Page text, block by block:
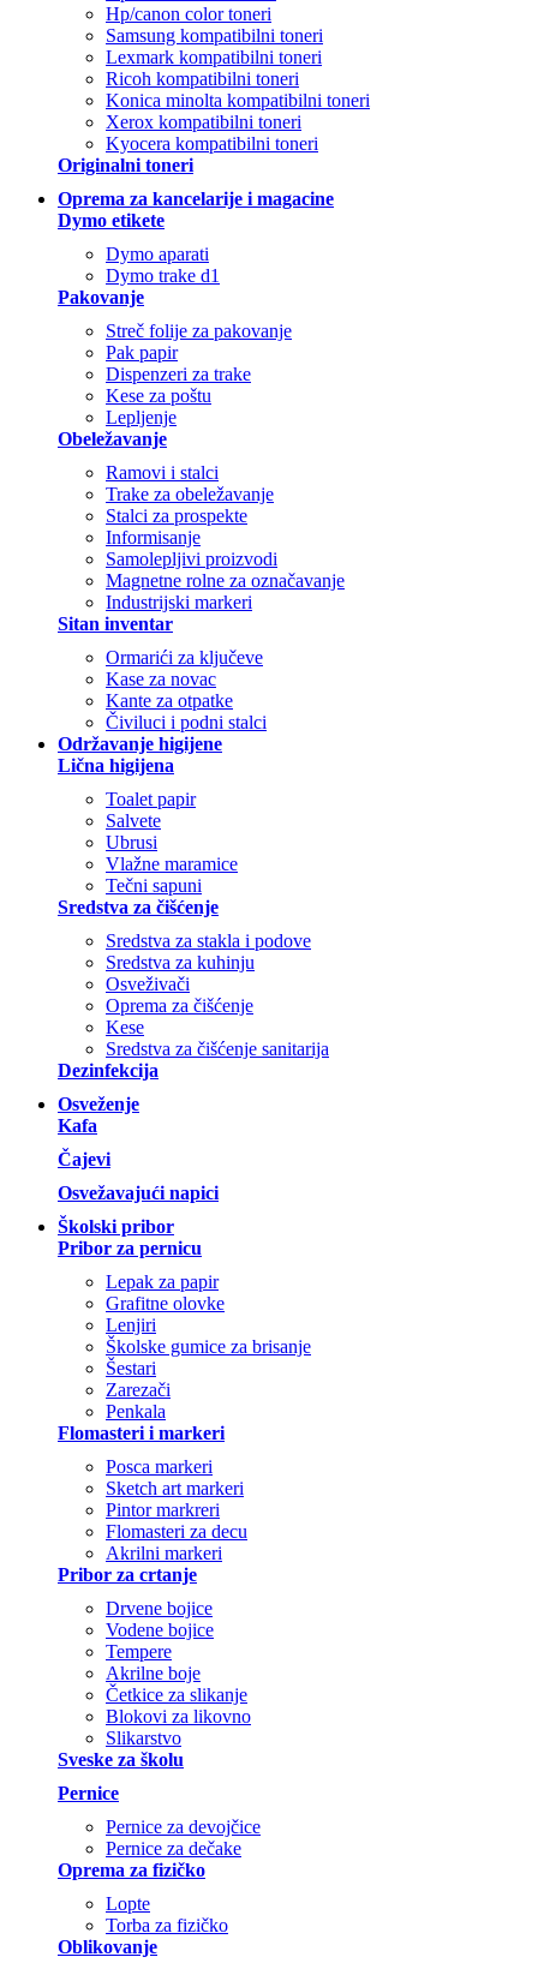
Hp/canon color toneri
Samsung kompatibilni toneri
Lexmark kompatibilni toneri
Ricoh kompatibilni toneri
Konica minolta kompatibilni toneri
Xerox kompatibilni toneri
Kyocera kompatibilni toneri
Originalni toneri
Oprema za kancelarije i magacine
Dymo etikete
Dymo aparati
Dymo trake d1
Pakovanje
Streč folije za pakovanje
Pak papir
Dispenzeri za trake
Kese za poštu
Lepljenje
Obeležavanje
Ramovi i stalci
Trake za obeležavanje
Stalci za prospekte
Informisanje
Samolepljivi proizvodi
Magnetne rolne za označavanje
Industrijski markeri
Sitan inventar
Ormarići za ključeve
Kase za novac
Kante za otpatke
Čiviluci i podni stalci
Održavanje higijene
Lična higijena
Toalet papir
Salvete
Ubrusi
Vlažne maramice
Tečni sapuni
Sredstva za čišćenje
Sredstva za stakla i podove
Sredstva za kuhinju
Osveživači
Oprema za čišćenje
Kese
Sredstva za čišćenje sanitarija
Dezinfekcija
Osveženje
Kafa
Čajevi
Osvežavajući napici
Školski pribor
Pribor za pernicu
Lepak za papir
Grafitne olovke
Lenjiri
Školske gumice za brisanje
Šestari
Zarezači
Penkala
Flomasteri i markeri
Posca markeri
Sketch art markeri
Pintor markreri
Flomasteri za decu
Akrilni markeri
Pribor za crtanje
Drvene bojice
Vodene bojice
Tempere
Akrilne boje
Četkice za slikanje
Blokovi za likovno
Slikarstvo
Sveske za školu
Pernice
Pernice za devojčice
Pernice za dečake
Oprema za fizičko
Lopte
Torba za fizičko
Oblikovanje